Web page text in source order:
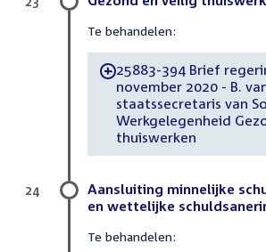
Te behandelen:
-25883-394 Brief
november 2020 - B.
staatssecretaris van
Werkgelegenheid
thuiswerken
Aansluiting minnelijke
en wettelijke
Te behandelen:
24